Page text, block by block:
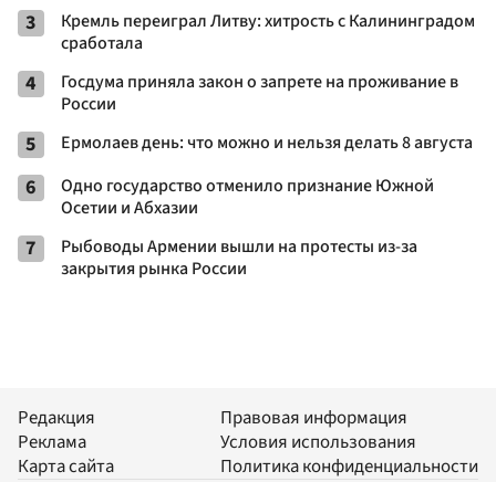
3
Кремль переиграл Литву: хитрость с Калининградом
сработала
4
Госдума приняла закон о запрете на проживание в
России
5 Ермолаев день: что можно и нельзя делать 8 августа
6
Одно государство отменило признание Южной
Осетии и Абхазии
7
Рыбоводы Армении вышли на протесты из-за
закрытия рынка России
Редакция
Реклама
Карта сайта
Правовая информация
Условия использования
Политика конфиденциальности